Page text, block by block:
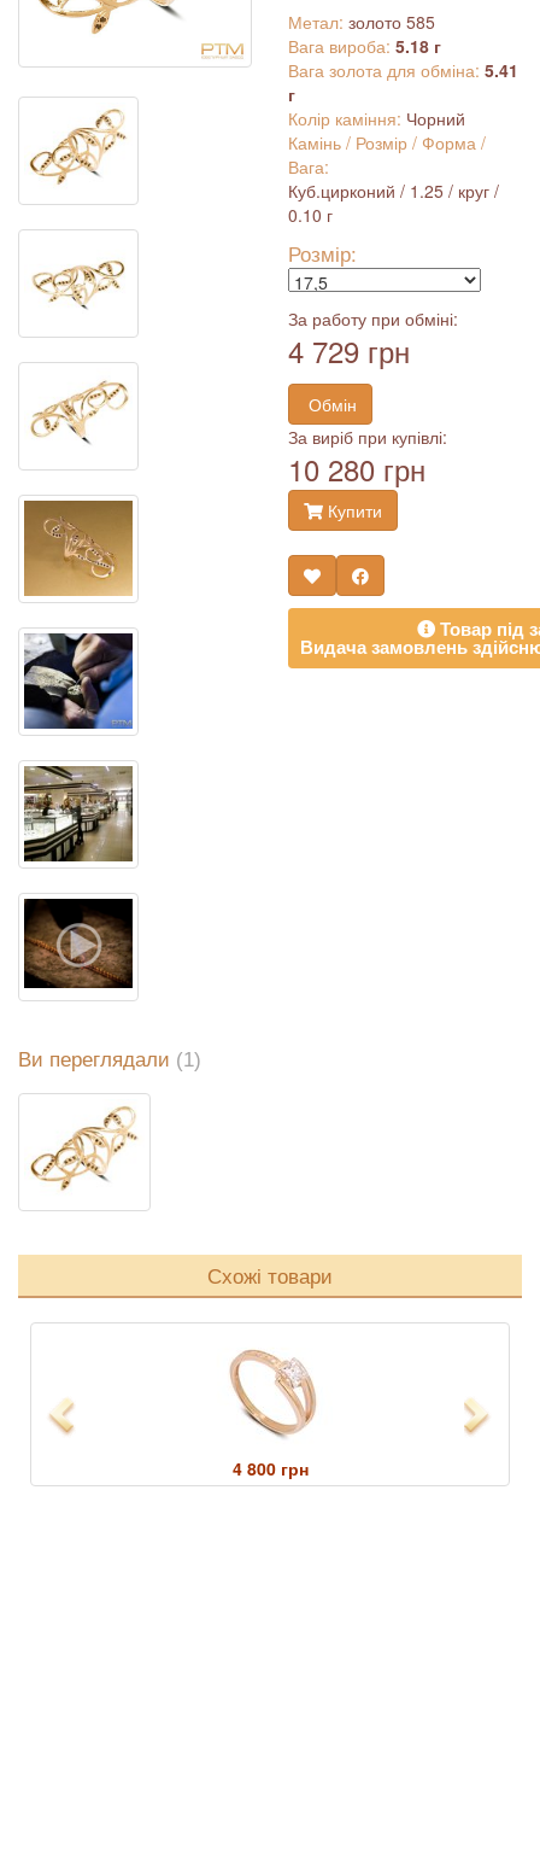
Метал: золото 585
Вага вироба: 5.18 г
Вага золота для обміна: 5.41
г
Колір каміння: Чорний
Камінь / Розмір / Форма /
Вага:
Куб.цирконий / 1.25 / круг /
0.10 г
Розмір:
За работу при обміні:
4 729 грн
Обмін
За виріб при купівлі:
10 280 грн
Купити
Товар під
Видача замовлень
Ви переглядали (1)
Схожі товари
Previous
4 800 грн
Next